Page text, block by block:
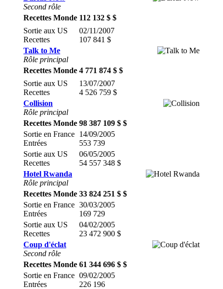
Second rôle
Recettes Monde 112 132 $ $
Sortie aux US
Recettes
02/11/2007
107 841 $
Talk to Me
Rôle principal
Recettes Monde 4 771 874 $ $
Sortie aux US
Recettes
13/07/2007
4 526 759 $
Collision
Rôle principal
Recettes Monde 98 387 109 $ $
Sortie en France
Entrées
14/09/2005
553 739
Sortie aux US
Recettes
06/05/2005
54 557 348 $
Hotel Rwanda
Rôle principal
Recettes Monde 33 824 251 $ $
Sortie en France
Entrées
30/03/2005
169 729
Sortie aux US
Recettes
04/02/2005
23 472 900 $
Coup d'éclat
Second rôle
Recettes Monde 61 344 696 $ $
Sortie en France
Entrées
09/02/2005
226 196